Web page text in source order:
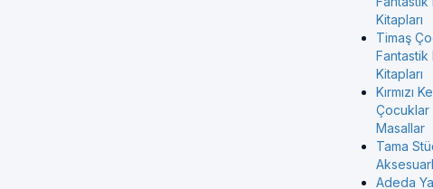
Kitapları
Timaş
Fantastik
Kitapları
Kırmızı
Çocuklar
Masallar
Tama
Adeda